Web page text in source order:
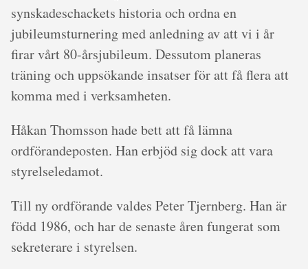
synskadeschackets historia och ordna en
jubileumsturnering med anledning av att vi i år
firar vårt 80-årsjubileum. Dessutom planeras
träning och uppsökande insatser för att få flera att
komma med i verksamheten.
Håkan Thomsson hade bett att få lämna
ordförandeposten. Han erbjöd sig dock att vara
styrelseledamot.
Till ny ordförande valdes Peter Tjernberg. Han är
född 1986, och har de senaste åren fungerat som
sekreterare i styrelsen.